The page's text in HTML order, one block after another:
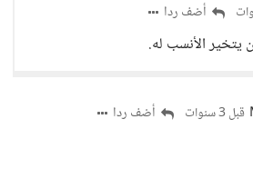
أضف ردا
يتخير الأنسب له.
قبل 3 سنوات أضف ردا